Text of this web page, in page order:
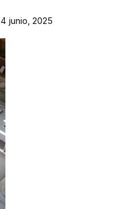
4 junio, 2025